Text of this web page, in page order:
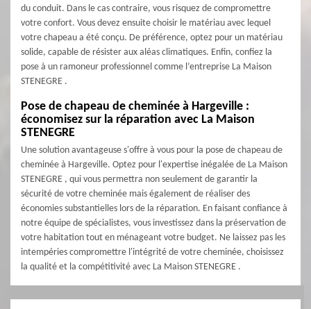
du conduit. Dans le cas contraire, vous risquez de compromettre
votre confort. Vous devez ensuite choisir le matériau avec lequel
votre chapeau a été conçu. De préférence, optez pour un matériau
solide, capable de résister aux aléas climatiques. Enfin, confiez la
pose à un ramoneur professionnel comme l’entreprise La Maison
STENEGRE .
Pose de chapeau de cheminée à Hargeville :
économisez sur la réparation avec La Maison
STENEGRE
Une solution avantageuse s'offre à vous pour la pose de chapeau de
cheminée à Hargeville. Optez pour l'expertise inégalée de La Maison
STENEGRE , qui vous permettra non seulement de garantir la
sécurité de votre cheminée mais également de réaliser des
économies substantielles lors de la réparation. En faisant confiance à
notre équipe de spécialistes, vous investissez dans la préservation de
votre habitation tout en ménageant votre budget. Ne laissez pas les
intempéries compromettre l'intégrité de votre cheminée, choisissez
la qualité et la compétitivité avec La Maison STENEGRE .